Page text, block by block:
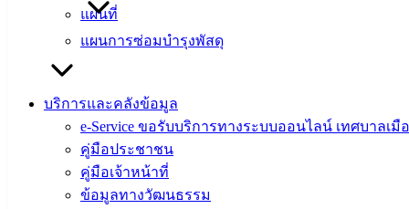
แผนที่
แผนการซ่อมบำรุงพัสดุ
บริการและคลังข้อมูล
e-Service ขอรับบริการทางระบบออนไลน์ เทศบาลเมื
คู่มือประชาชน
คู่มือเจ้าหน้าที่
ข้อมูลทางวัฒนธรรม